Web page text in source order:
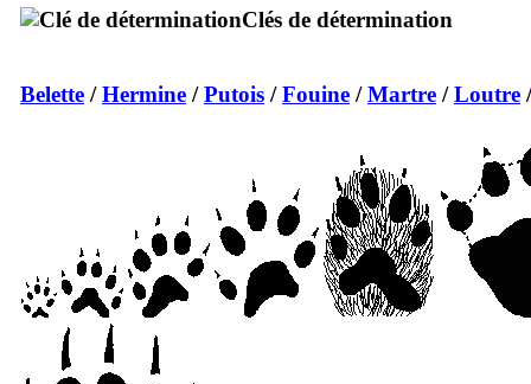
Clés de détermination
Belette /Hermine /Putois /Fouine /Martre /Loutre